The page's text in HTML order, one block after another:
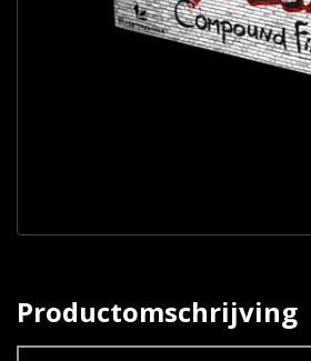
Productomschrijving